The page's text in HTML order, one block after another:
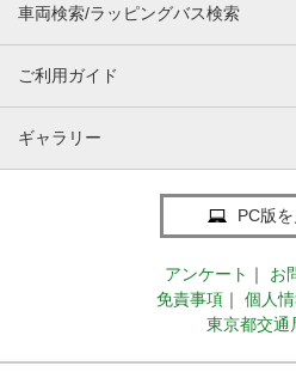
車両検索/ラッピングバス検索
ご利用ガイド
ギャラリー
PC版
アンケート ｜
お
免責事項 ｜
個人
東京都交通